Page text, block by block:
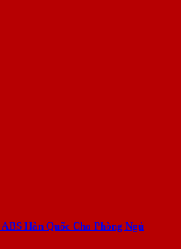
Hàn Quốc Cho Phòng Ngủ